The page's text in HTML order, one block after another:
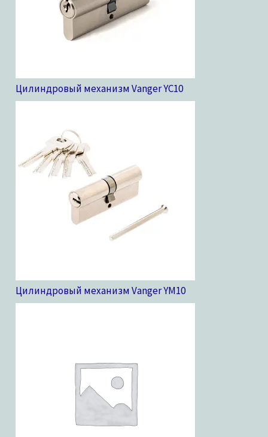
Цилиндровый механизм Vanger YC10
Цилиндровый механизм Vanger YM10